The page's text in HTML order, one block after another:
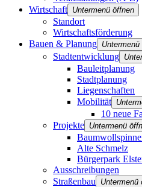
Wirtschaft Untermenü öffnen
Standort
Wirtschaftsförderung
Bauen & Planung
Stadtentwicklung
Bauleitplanung
Stadtplanung
Liegenschaften
Mobilität
10 neue
Projekte Untermenü
Alte Schmelz
Bürgerpark
Ausschreibungen
Straßenbau
Untermenü